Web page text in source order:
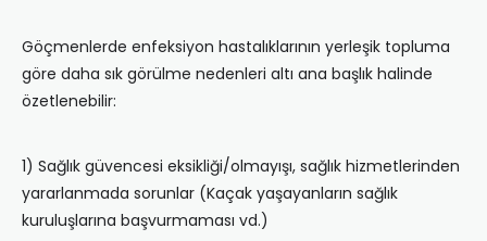
Göçmenlerde enfeksiyon hastalıklarının yerleşik topluma
göre daha sık görülme nedenleri altı ana başlık halinde
özetlenebilir:
1) Sağlık güvencesi eksikliği/olmayışı, sağlık hizmetlerinden
yararlanmada sorunlar (Kaçak yaşayanların sağlık
kuruluşlarına başvurmaması vd.)